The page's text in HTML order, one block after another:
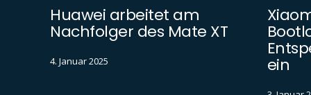
Huawei arbeitet am
Nachfolger des Mate XT
4. Januar 2025 ein